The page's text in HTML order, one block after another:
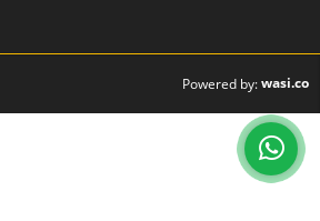
Powered by:wasi.co